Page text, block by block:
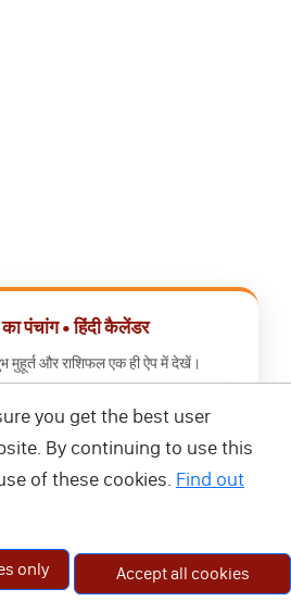
पंचांग • हिंदी कैलेंडर
मुहूर्त और राशिफल एक ही ऐप में देखें।
कैलेंडर ऐप डाउनलोड करें
you get the best user
By continuing to use this
of these cookies. Find out
only Accept all cookies